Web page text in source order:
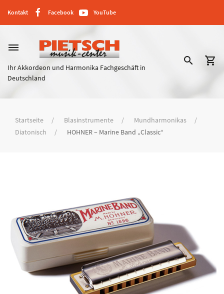
Kontakt Facebook YouTube
dehaze
Ihr Akkordeon und Harmonika Fachgeschäft in
Deutschland
search shopping_cart
Startseite Blasinstrumente
Mundharmonikas
Diatonisch
HOHNER – Marine Band „Classic“